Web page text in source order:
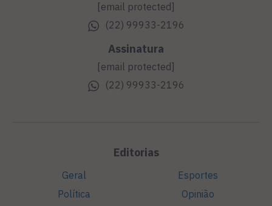
[email protected]
(22) 99933-2196
Assinatura
[email protected]
(22) 99933-2196
Editorias
Geral
Política
Esportes
Opinião